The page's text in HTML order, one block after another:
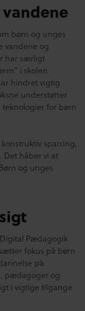
børn og unges
vandene og
har særligt
i skolen
hindret vigtig
understøtter
for børn
sparring,
Det håber vi at
og unges
Pædagogik
fokus på børn
på
pædagoger og
i vigtige tilgange